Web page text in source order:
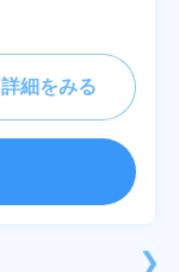
詳細をみる
❯